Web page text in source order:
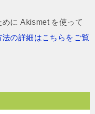
に Akismet を使って
の詳細はこちらをご覧